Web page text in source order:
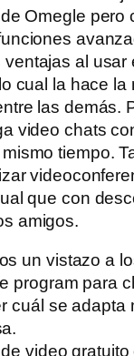
Omegle pero
al usar
cual la hace la
las demás.
video chats
tiempo.
que con
amigos.
un vistazo a
program para
cuál se adapta
video gratuito